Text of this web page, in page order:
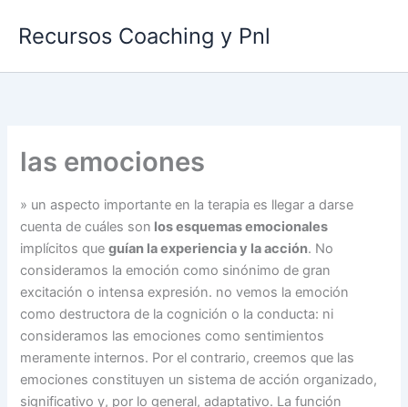
Recursos Coaching y Pnl
las emociones
» un aspecto importante en la terapia es llegar a darse
cuenta de cuáles son los esquemas emocionales
implícitos queguían la experiencia y la acción. No
consideramos la emoción como sinónimo de gran
excitación o intensa expresión. no vemos la emoción
como destructora de la cognición o la conducta: ni
consideramos las emociones como sentimientos
meramente internos. Por el contrario, creemos que las
emociones constituyen un sistema de acción organizado,
significativo y, por lo general, adaptativo. La función